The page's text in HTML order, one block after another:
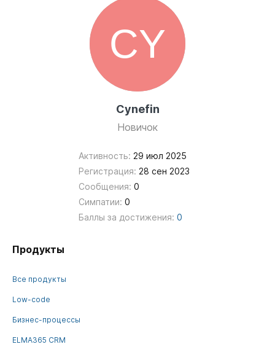
Cynefin
Новичок
Активность: 29 июл 2025
Регистрация: 28 сен 2023
Сообщения: 0
Симпатии: 0
Баллы за достижения: 0
Продукты
Все продукты
Low-code
Бизнес-процессы
ELMA365 CRM